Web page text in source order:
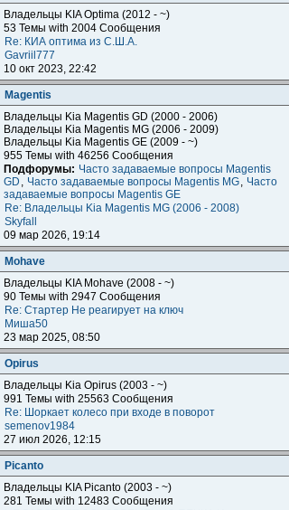
Владельцы KIA Optima (2012 - ~)
53 Темы with 2004 Сообщения
Re: КИА оптима из С.Ш.А.
Gavriil777
10 окт 2023, 22:42
Magentis
Владельцы Kia Magentis GD (2000 - 2006)
Владельцы Kia Magentis MG (2006 - 2009)
Владельцы Kia Magentis GE (2009 - ~)
955 Темы with 46256 Сообщения
Подфорумы: Часто задаваемые вопросы Magentis
GD , Часто задаваемые вопросы Magentis MG, Часто
задаваемые вопросы Magentis GE
Re: Владельцы Kia Magentis MG (2006 - 2008)
Skyfall
09 мар 2026, 19:14
Mohave
Владельцы KIA Mohave (2008 - ~)
90 Темы with 2947 Сообщения
Re: Стартер Не реагирует на ключ
Миша50
23 мар 2025, 08:50
Opirus
Владельцы Kia Opirus (2003 - ~)
991 Темы with 25563 Сообщения
Re: Шоркает колесо при входе в поворот
semenov1984
27 июл 2026, 12:15
Piсanto
Владельцы KIA Piсanto (2003 - ~)
281 Темы with 12483 Сообщения